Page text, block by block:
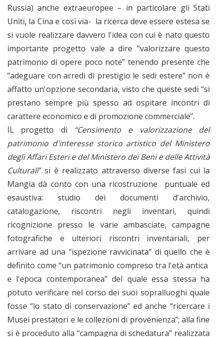
Russia) anche extraeuropee – in particolare gli Stati
Uniti, la Cina e così via- la ricerca deve essere estesa se
si vuole realizzare davvero l'idea con cui è nato questo
importante progetto vale a dire “valorizzare questo
patrimonio di opere poco note” tenendo presente che
“adeguare con arredi di prestigio le sedi estere” non è
affatto un'opzione secondaria, visto che queste sedi “si
prestano sempre più spesso ad ospitare incontri di
carattere economico e di promozione commerciale”.
IL progetto di “Censimento e valorizzazione del
patrimonio d'interesse storico artistico del Ministero
degli Affari Esteri e del Ministero dei Beni e delle Attività
Culturali” si è realizzato attraverso diverse fasi cui la
Mangia dà conto con una ricostruzione puntuale ed
esaustiva: studio dei documenti d'archivio,
catalogazione, riscontri negli inventari, quindi
ricognizione presso le varie ambasciate, campagne
fotografiche e ulteriori riscontri inventariali, per
arrivare ad una “ispezione ravvicinata” di quello che è
definito come “un patrimonio compreso tra l'età antica
e l'epoca contemporanea” del quale essa stessa ha
potuto verificare nel corso dei suoi sopralluoghi quale
fosse “lo stato di conservazione” ed anche “ricercare i
Musei prestatori e le collezioni di provenienza”; alla fine
si è proceduto alla “campagna di schedatura” realizzata